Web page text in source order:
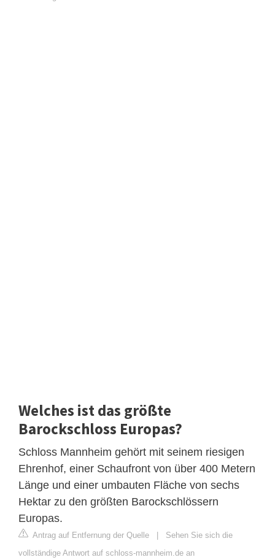
Welches ist das größte
Barockschloss Europas?
Schloss Mannheim gehört mit seinem riesigen
Ehrenhof, einer Schaufront von über 400 Metern
Länge und einer umbauten Fläche von sechs
Hektar zu den größten Barockschlössern
Europas.
Antrag auf Entfernung der Quelle | Sehen Sie sich die
vollständige Antwort auf schloss-mannheim.de an